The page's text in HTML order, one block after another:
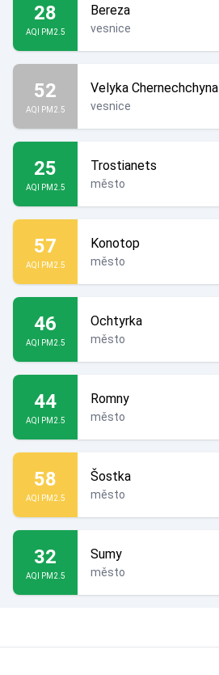
28
AQI PM2.5
Bereza
vesnice
52
AQI PM2.5
Velyka Chernechchyna
vesnice
25
AQI PM2.5
Trostianets
město
57
AQI PM2.5
Konotop
město
46
AQI PM2.5
Ochtyrka
město
44
AQI PM2.5
Romny
město
58
AQI PM2.5
Šostka
město
32
AQI PM2.5
Sumy
město